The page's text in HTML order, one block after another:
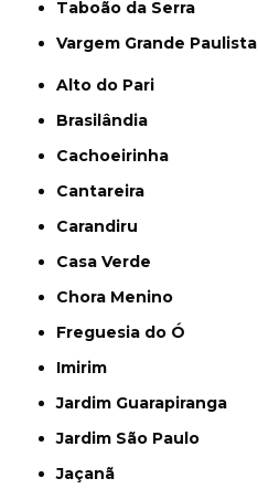
Taboão da Serra
Vargem Grande Paulista
Alto do Pari
Brasilândia
Cachoeirinha
Cantareira
Carandiru
Casa Verde
Chora Menino
Freguesia do Ó
Imirim
Jardim Guarapiranga
Jardim São Paulo
Jaçanã